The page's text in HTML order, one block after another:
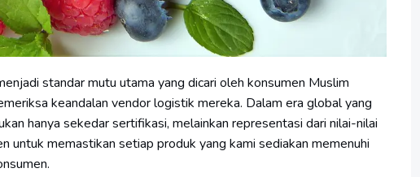
standar mutu utama yang dicari oleh konsumen Muslim
keandalan vendor logistik mereka. Dalam era global yang
hanya sekedar sertifikasi, melainkan representasi dari nilai-nilai
untuk memastikan setiap produk yang kami sediakan memenuhi